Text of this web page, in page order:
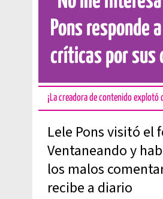
Pons responde
críticas por sus
¡La creadora de contenido explotó
Lele Pons visitó el
Ventaneando y
los malos
recibe a diario